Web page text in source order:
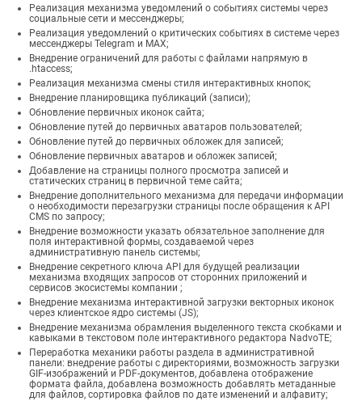
Реализация механизма уведомлений о событиях системы через
социальные сети и мессенджеры;
Реализация уведомлений о критических событиях в системе через
мессенджеры Telegram и MAX;
Внедрение ограничений для работы с файлами напрямую в
.htaccess;
Реализация механизма смены стиля интерактивных кнопок;
Внедрение планировщика публикаций (записи);
Обновление первичных иконок сайта;
Обновление путей до первичных аватаров пользователей;
Обновление путей до первичных обложек для записей;
Обновление первичных аватаров и обложек записей;
Добавление на страницы полного просмотра записей и
статичеcких страниц в первичной теме сайта;
Внедрение дополнительного механизма для передачи информации
о необходимости перезагрузки страницы после обращения к API
CMS по запросу;
Внедрение возможности указать обязательное заполнение для
поля интерактивной формы, создаваемой через
административную панель системы;
Внедрение секретного ключа API для будущей реализации
механизма входящих запросов от сторонних приложений и
сервисов экосистемы компании ;
Внедрение механизма интерактивной загрузки векторных иконок
через клиентское ядро системы (JS);
Внедрение механизма обрамления выделенного текста скобками и
кавыками в текстовом поле интерактивного редактора NadvoTE;
Переработка механики работы раздела в административной
панели: внедрение работы с директориями, возможность загрузки
GIF-изображений и PDF-документов, добавлена отображение
формата файла, добавлена возможность добавлять метаданные
для файлов, сортировка файлов по дате изменений и алфавиту;